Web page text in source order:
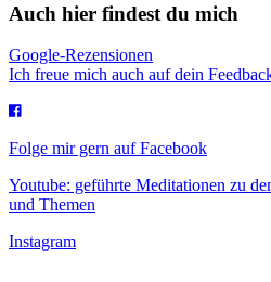
Auch hier findest du mich
Google-Rezensionen
Ich freue mich auch auf dein
Folge mir gern auf Facebook
Youtube: geführte Meditationen zu
und Themen
Instagram